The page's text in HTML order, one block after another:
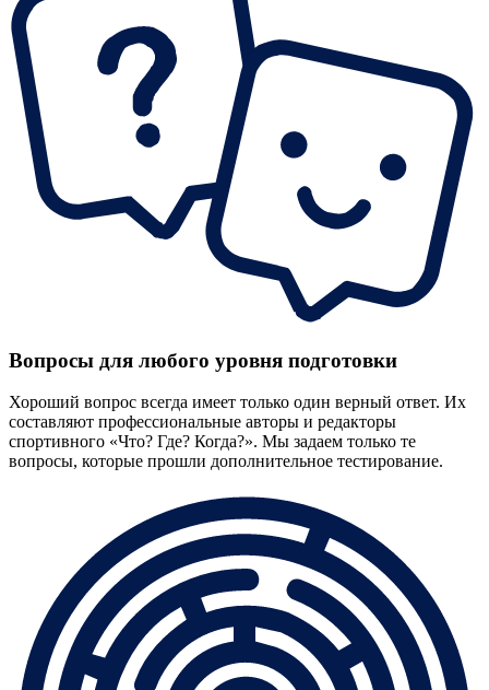
Вопросы для любого уровня подготовки
Хороший вопрос всегда имеет только один верный ответ. Их
составляют профессиональные авторы и редакторы
спортивного «Что? Где? Когда?». Мы задаем только те
вопросы, которые прошли дополнительное тестирование.